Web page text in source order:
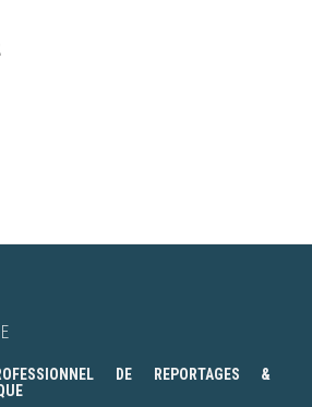
DE REPORTAGES &